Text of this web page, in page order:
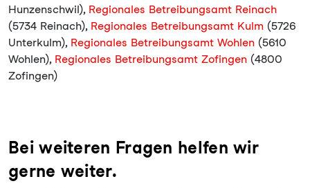
Hunzenschwil), Regionales Betreibungsamt Reinach
(5734 Reinach), Regionales Betreibungsamt Kulm (5726
Unterkulm), Regionales Betreibungsamt Wohlen (5610
Wohlen), Regionales Betreibungsamt Zofingen (4800
Zofingen)
Bei weiteren Fragen helfen wir
gerne weiter.